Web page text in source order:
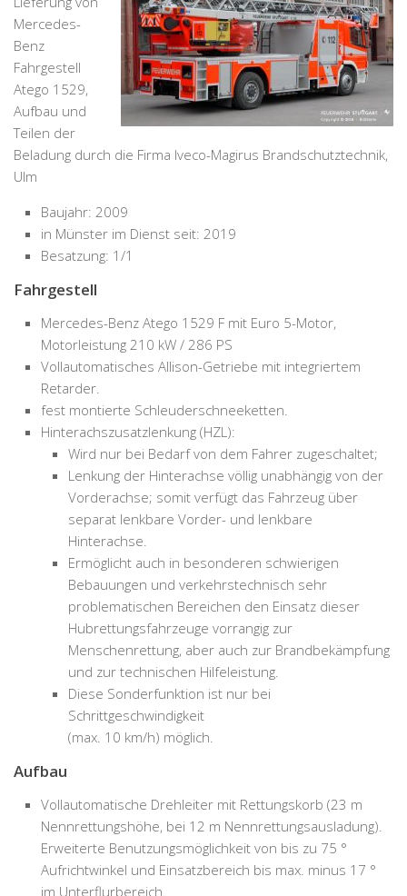
Mercedes-
Benz
Fahrgestell
Atego 1529,
Aufbau und
Teilen der
Beladung durch die Firma Iveco-Magirus Brandschutztechnik,
Ulm
Baujahr: 2009
in Münster im Dienst seit: 2019
Besatzung: 1/1
Fahrgestell
Mercedes-Benz Atego 1529 F mit Euro 5-Motor,
Motorleistung 210 kW / 286 PS
Vollautomatisches Allison-Getriebe mit integriertem
Retarder.
fest montierte Schleuderschneeketten.
Hinterachszusatzlenkung (HZL):
Wird nur bei Bedarf von dem Fahrer zugeschaltet;
Lenkung der Hinterachse völlig unabhängig von der
Vorderachse; somit verfügt das Fahrzeug über
separat lenkbare Vorder- und lenkbare
Hinterachse.
Ermöglicht auch in besonderen schwierigen
Bebauungen und verkehrstechnisch sehr
problematischen Bereichen den Einsatz dieser
Hubrettungsfahrzeuge vorrangig zur
Menschenrettung, aber auch zur Brandbekämpfung
und zur technischen Hilfeleistung.
Diese Sonderfunktion ist nur bei
Schrittgeschwindigkeit
(max. 10 km/h) möglich.
Aufbau
Vollautomatische Drehleiter mit Rettungskorb (23 m
Nennrettungshöhe, bei 12 m Nennrettungsausladung).
Erweiterte Benutzungsmöglichkeit von bis zu 75 °
Aufrichtwinkel und Einsatzbereich bis max. minus 17 °
im Unterflurbereich.